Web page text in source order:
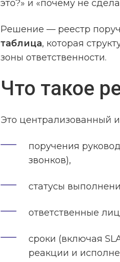
это?» и «почему не
Решение — реестр
таблица, которая
зоны ответственности.
Что такое
Это централизованный
поручения
звонков),
статусы
ответственные
сроки (включая
реакции и